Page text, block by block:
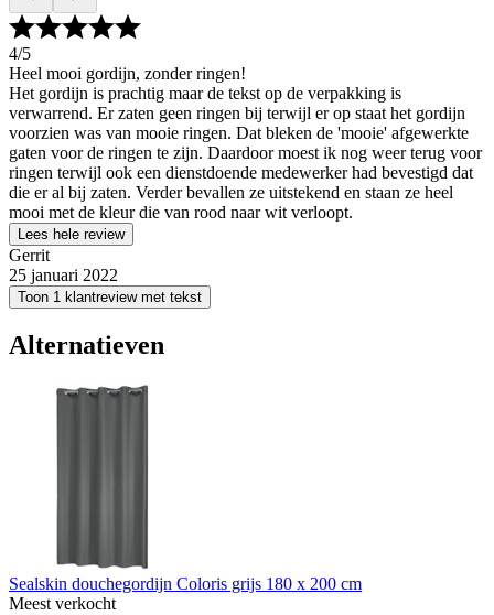
4/5
Heel mooi gordijn, zonder ringen!
Het gordijn is prachtig maar de tekst op de verpakking is
verwarrend. Er zaten geen ringen bij terwijl er op staat het gordijn
voorzien was van mooie ringen. Dat bleken de 'mooie' afgewerkte
gaten voor de ringen te zijn. Daardoor moest ik nog weer terug voor
ringen terwijl ook een dienstdoende medewerker had bevestigd dat
die er al bij zaten. Verder bevallen ze uitstekend en staan ze heel
mooi met de kleur die van rood naar wit verloopt.
Lees hele review
Gerrit
25 januari 2022
Toon 1 klantreview met tekst
Alternatieven
Sealskin douchegordijn Coloris grijs 180 x 200 cm
Meest verkocht